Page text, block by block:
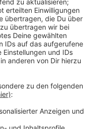
in Bocholt macht
Bürgern Gedanken
weiter
Biemenhorst
die Anwohner
Geplant sind
6 Menschen inklusive
zu 250 Personen
auf der Freifläche Am
- zu viel findet die